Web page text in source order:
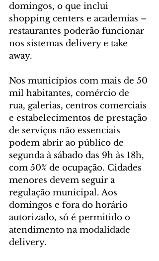
domingos, o que inclui
shopping centers e academias –
restaurantes poderão funcionar
nos sistemas delivery e take
away.
Nos municípios com mais de 50
mil habitantes, comércio de
rua, galerias, centros comerciais
e estabelecimentos de prestação
de serviços não essenciais
podem abrir ao público de
segunda à sábado das 9h às 18h,
com 50% de ocupação. Cidades
menores devem seguir a
regulação municipal. Aos
domingos e fora do horário
autorizado, só é permitido o
atendimento na modalidade
delivery.